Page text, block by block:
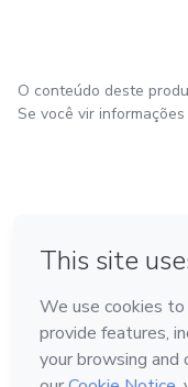
O conteúdo deste
Se você vir
Feito com ❤
em Belo
na